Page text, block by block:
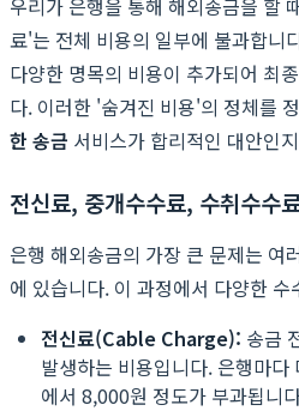
우리가 은행을 통해 해외송금을 할
료'는 전체 비용의 일부에 불과합니
다양한 명목의 비용이 추가되어 최
다. 이러한 '숨겨진 비용'의 정체를
한 송금 서비스가 합리적인 대안인
전신료, 중개수수료, 수취수수
은행 해외송금의 가장 큰 문제는 여
에 있습니다. 이 과정에서 다양한
전신료(Cable Charge): 송금
발생하는 비용입니다. 은행마
에서 8,000원 정도가 부과됩니